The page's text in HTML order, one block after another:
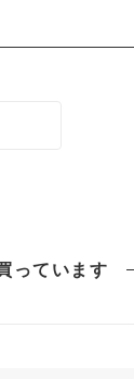
っています